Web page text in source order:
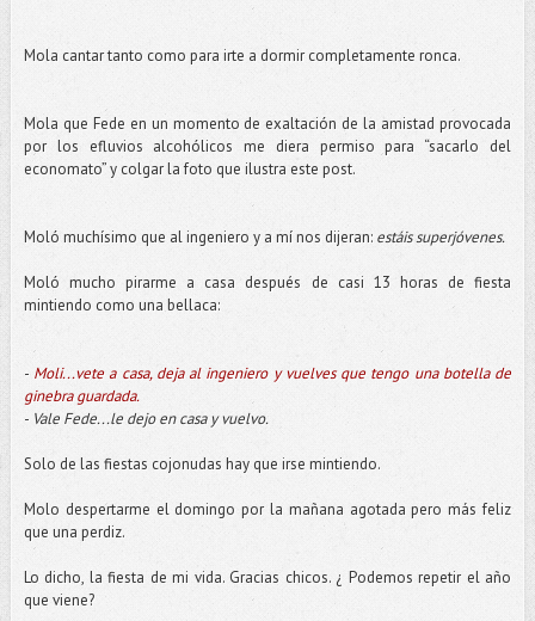
Mola cantar tanto como para irte a dormir completamente ronca.
Mola que Fede en un momento de exaltación de la amistad provocada
por los efluvios alcohólicos me diera permiso para “sacarlo del
economato” y colgar la foto que ilustra este post.
Moló muchísimo que al ingeniero y a mí nos dijeran: estáis superjóvenes.
Moló mucho pirarme a casa después de casi 13 horas de fiesta
mintiendo como una bellaca:
- Moli...vete a casa, deja al ingeniero y vuelves que tengo una botella de
ginebra guardada.
- Vale Fede...le dejo en casa y vuelvo.
Solo de las fiestas cojonudas hay que irse mintiendo.
Molo despertarme el domingo por la mañana agotada pero más feliz
que una perdiz.
Lo dicho, la fiesta de mi vida. Gracias chicos. ¿ Podemos repetir el año
que viene?